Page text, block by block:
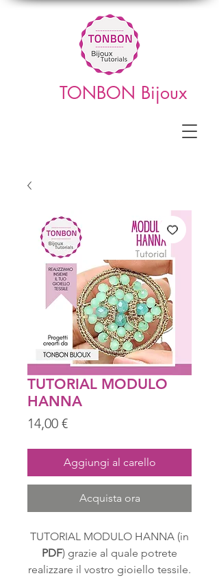
TONBON Bijoux
TUTORIAL MODULO
HANNA
14,00 €Prezzo
Aggiungi al carello
Acquista ora
TUTORIAL MODULO HANNA (in
PDF) grazie al quale potrete
realizzare il vostro gioiello tessile.